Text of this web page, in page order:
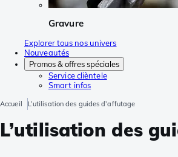
Gravure
Explorer tous nos univers
Nouveautés
Promos & offres spéciales
Service clièntele
Smart infos
Accueil L’utilisation des guides d’affutage
L’utilisation des